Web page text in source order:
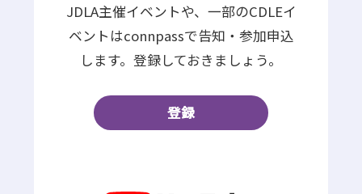
JDLA主催イベントや、一部のCDLEイ
ベントはconnpassで告知・参加申込
します。登録しておきましょう。
登録